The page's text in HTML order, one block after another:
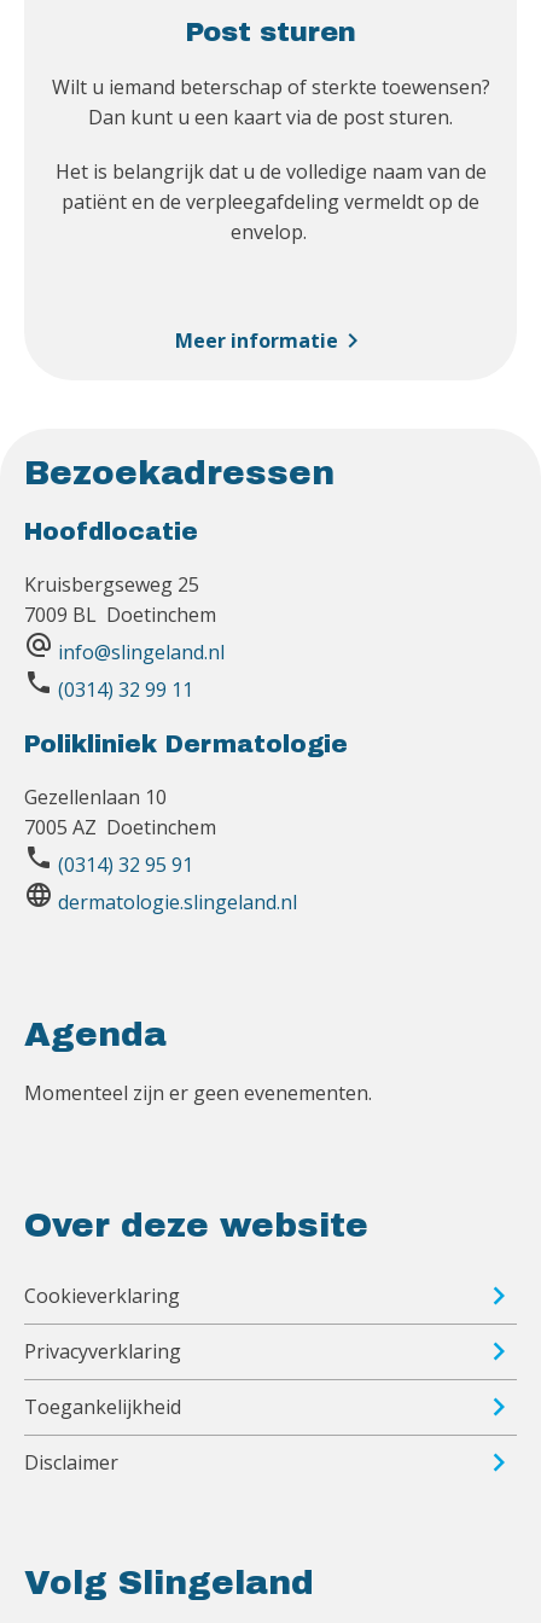
Post sturen
Wilt u iemand beterschap of sterkte toewensen?
Dan kunt u een kaart via de post sturen.
Het is belangrijk dat u de volledige naam van de
patiënt en de verpleegafdeling vermeldt op de
envelop.
Meer informatie chevron_right
Bezoekadressen
Hoofdlocatie
Kruisbergseweg 25
7009 BL Doetinchem
alternate_email info@slingeland.nl
phone (0314) 32 99 11
Polikliniek Dermatologie
Gezellenlaan 10
7005 AZ Doetinchem
phone (0314) 32 95 91
language dermatologie.slingeland.nl
Volg Slingeland
Agenda
Momenteel zijn er geen evenementen.
Over deze website
Cookieverklaring
Privacyverklaring
Toegankelijkheid
Disclaimer